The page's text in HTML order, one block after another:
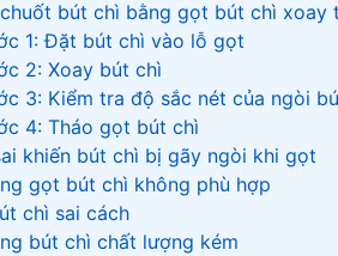
bút chì bằng gọt bút chì xoay
1: Đặt bút chì vào lỗ gọt
2: Xoay bút chì
3: Kiểm tra độ sắc nét của ngòi
4: Tháo gọt bút chì
khiến bút chì bị gãy ngòi khi gọt
gọt bút chì không phù hợp
chì sai cách
bút chì chất lượng kém